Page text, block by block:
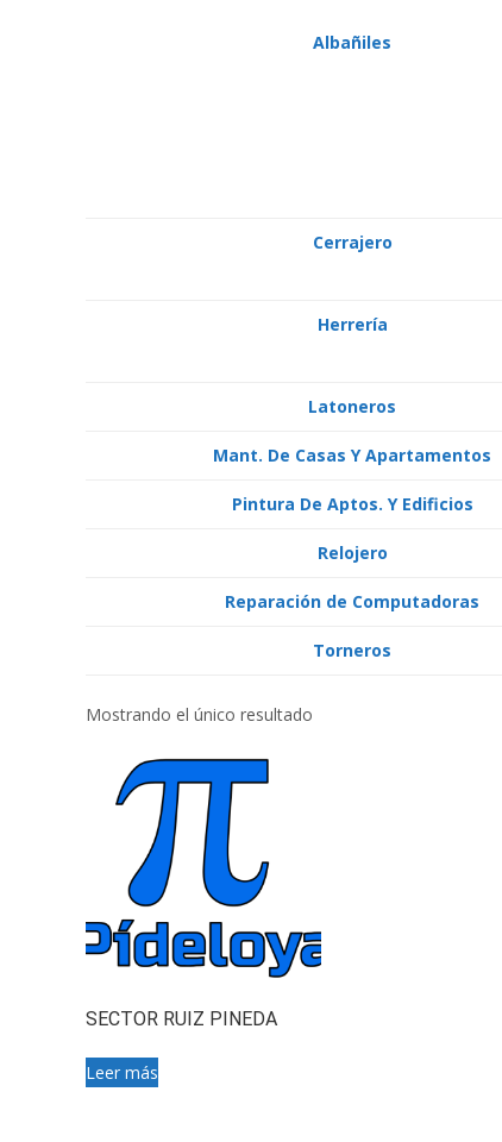
Albañiles
Cerrajero
Herrería
Latoneros
Mant. De Casas Y Apartamentos
Pintura De Aptos. Y Edificios
Relojero
Reparación de Computadoras
Torneros
Mostrando el único resultado
SECTOR RUIZ PINEDA
Leer más